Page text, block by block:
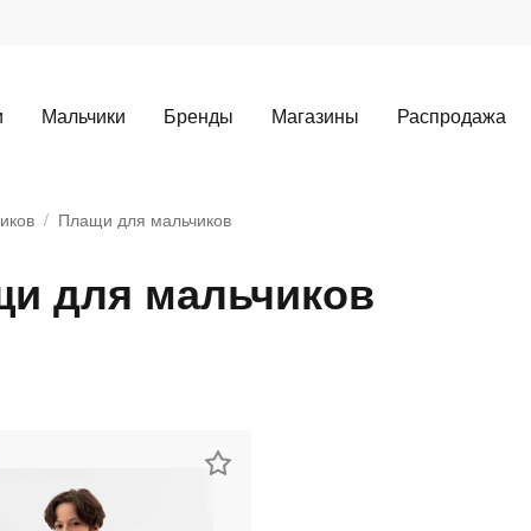
Мальчики Бренды Магазины Распродажа
Плащи для мальчиков
для мальчиков
Для клиентов всех банков
График платежей